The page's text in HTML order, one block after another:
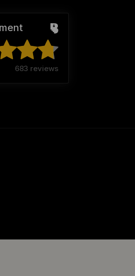
683 reviews